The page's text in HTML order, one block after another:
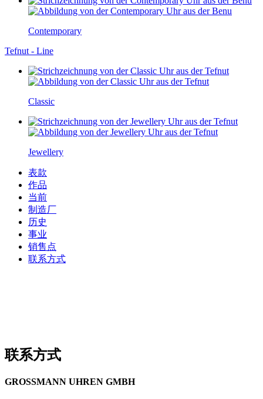
Contemporary
Tefnut - Line
Classic
Jewellery
表款
作品
当前
制造厂
历史
事业
销售点
联系方式
联系方式
GROSSMANN UHREN GMBH